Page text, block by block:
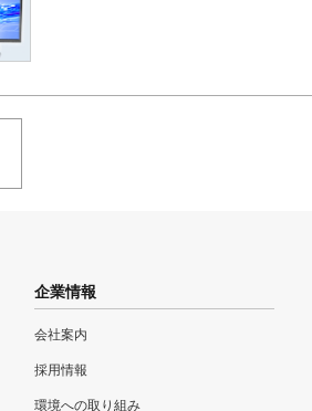
企業情報
会社案内
採用情報
環境への取り組み